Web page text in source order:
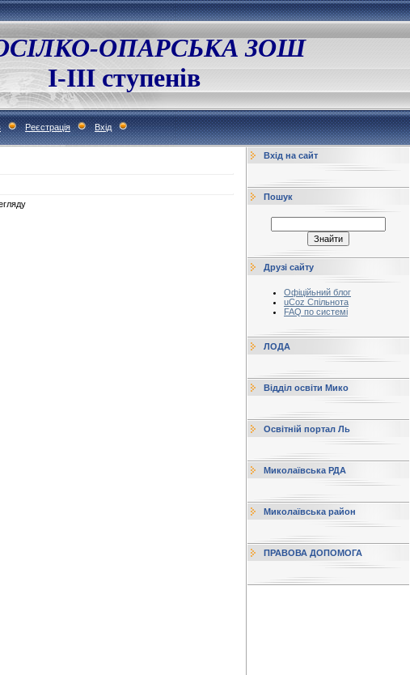
ОПАРСЬКА ЗОШ
І-ІІІ ступенів
Реєстрація Вхід
Вхід на сайт
Пошук
Друзі сайту
Офіційьний блог
uCoz Спільнота
FAQ по системі
ЛОДА
Відділ освіти Мико
Освітній портал Ль
Миколаївська РДА
Миколаївська район
ПРАВОВА ДОПОМОГА